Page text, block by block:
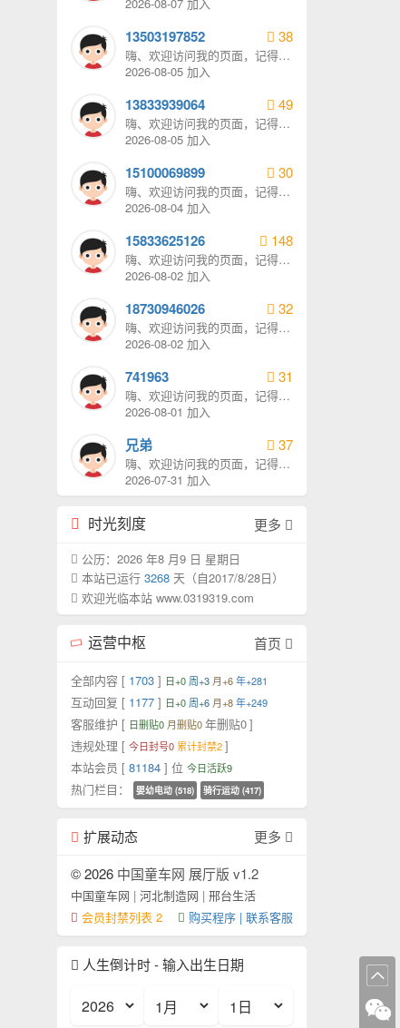
13503197852 38
嗨、欢迎访问我的页面，记得给
我发消息哦。
2026-08-05 加入
13833939064 49
嗨、欢迎访问我的页面，记得给
我发消息哦。
2026-08-05 加入
15100069899 30
嗨、欢迎访问我的页面，记得给
我发消息哦。
2026-08-04 加入
15833625126 148
嗨、欢迎访问我的页面，记得给
我发消息哦。
2026-08-02 加入
18730946026 32
嗨、欢迎访问我的页面，记得给
我发消息哦。
2026-08-02 加入
741963 31
嗨、欢迎访问我的页面，记得给
我发消息哦。
2026-08-01 加入
兄弟 37
嗨、欢迎访问我的页面，记得给
我发消息哦。
2026-07-31 加入
时光刻度 更多
公历：2026 年8 月9 日 星期日
本站已运行 3268 天（自2017/8/28日）
欢迎光临本站 www.0319319.com
运营中枢 首页
全部内容 [ 1703] 日+0 周+3 月+6 年+281
互动回复 [ 1177] 日+0 周+6 月+8 年+249
客服维护 [ 日删贴0 月删贴0 年删贴0]
违规处理 [ 今日封号0 累计封禁2]
本站会员 [ 81184] 位 今日活跃9
热门栏目： 婴幼电动 (518) 骑行运动 (417)
扩展动态
更多
© 2026 中国童车网 展厅版 v1.2
中国童车网 | 河北制造网 | 邢台生活
会员封禁列表 2
购买程序 | 联系客服
人生倒计时 - 输入出生日期